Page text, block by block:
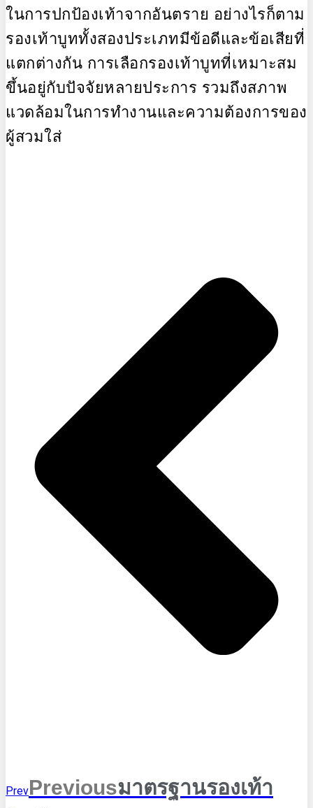
ในการปกป้องเท้าจากอันตราย อย่างไรก็ตาม
รองเท้าบูททั้งสองประเภทมีข้อดีและข้อเสียที่
แตกต่างกัน การเลือกรองเท้าบูทที่เหมาะสม
ขึ้นอยู่กับปัจจัยหลายประการ รวมถึงสภาพ
แวดล้อมในการทำงานและความต้องการของ
ผู้สวมใส่
PrevPreviousมาตรฐานรองเท้า